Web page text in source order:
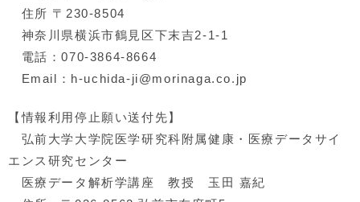
住所 〒230-8504
神奈川県横浜市鶴見区下末吉2-1-1
電話：070-3864-8664
Email：h-uchida-ji@morinaga.co.jp
【情報利用停止願い送付先】
弘前大学大学院医学研究科附属健康・医療データサイ
エンス研究センター
医療データ解析学講座 教授 玉田 嘉紀